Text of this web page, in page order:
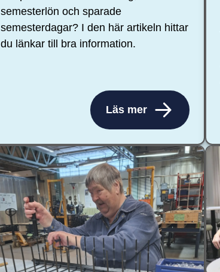
semesterlön och sparade
semesterdagar? I den här artikeln hittar
du länkar till bra information.
Läs mer